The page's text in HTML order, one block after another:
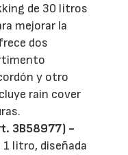
de 30 litros
mejorar la
dos
y otro
rain cover
3B58977) -
litro, diseñada